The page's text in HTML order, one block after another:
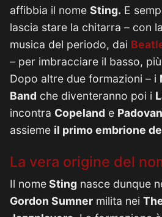
affibbia il nome Sting. E
lascia stare la chitarra – con
musica del periodo, dai
– per imbracciare il basso,
Dopo altre due formazioni – i
Band che diventeranno poi i
incontra Copeland e
assieme il primo embrione
La vera origine del
Il nomeSting nasce dunque
Gordon Sumner milita nei